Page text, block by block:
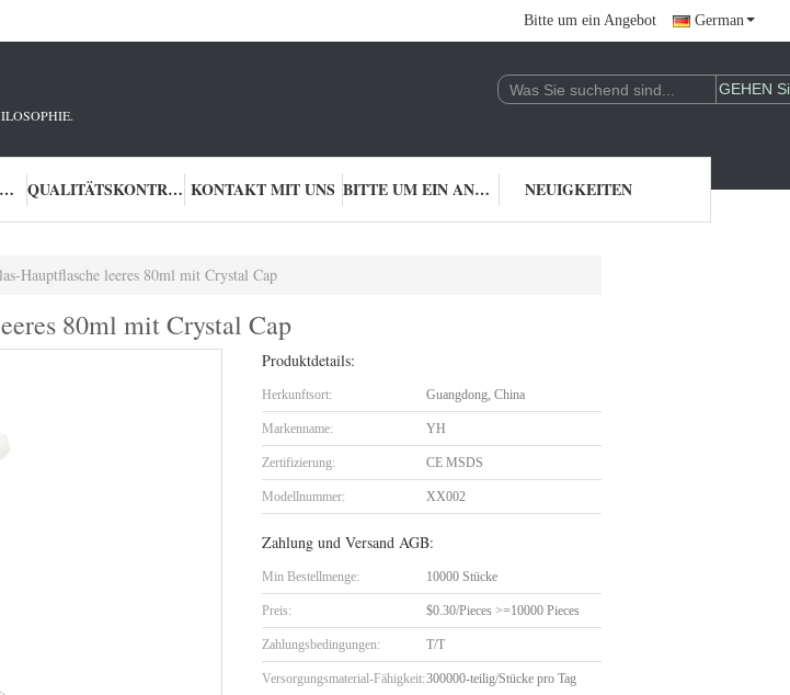
Bitte um ein Angebot German
WERKSBESICHTIGUNG QUALITÄTSKONTROLLE KONTAKT MIT UNS BITTE UM EIN ANGEBOT NEUIGKEITEN
Hauptflasche leeres 80ml mit Crystal Cap
80ml mit Crystal Cap
Produktdetails:
Herkunftsort: Guangdong, China
Markenname: YH
Zertifizierung: CE MSDS
Modellnummer: XX002
Zahlung und Versand AGB:
Min Bestellmenge: 10000 Stücke
Preis: $0.30/Pieces >=10000 Pieces
Zahlungsbedingungen: T/T
Versorgungsmaterial-Fähigkeit:300000-teilig/Stücke pro Tag